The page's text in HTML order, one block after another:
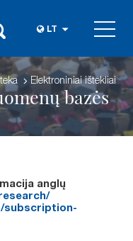
LT
Elektroniniai ištekliai
bazės
anglų
subscription-